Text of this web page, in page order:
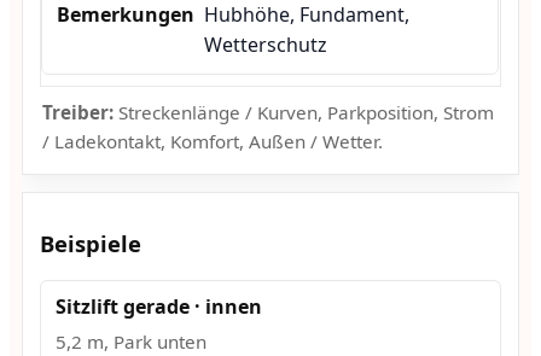
Hubhöhe, Fundament,
Wetterschutz
Treiber:Streckenlänge / Kurven, Parkposition, Strom
/ Ladekontakt, Komfort, Außen / Wetter.
Beispiele
Sitzlift gerade · innen
5,2 m, Park unten